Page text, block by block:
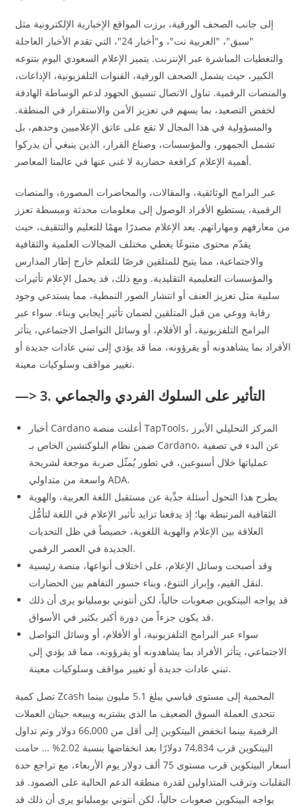
إلى جانب الصحف الورقية، برزت المواقع الإخبارية الإلكترونية مثل
"سبق"، "العربية نت"، و"أخبار 24"، التي تقدم الأخبار العاجلة
والتغطيات المباشرة عبر الإنترنت. يتميز الإعلام السعودي اليوم بتنوعه
الكبير، حيث يشمل الصحف الورقية، القنوات التلفزيونية، الإذاعات،
والمنصات الرقمية. تناول الاتصال تنسيق الجهود لدعم الوساطة الهادفة
لخفض التصعيد، بما يسهم في تعزيز الأمن والاستقرار في المنطقة.
والمسؤولية في هذا المجال لا تقع على عاتق الإعلاميين وحدهم، بل
تشمل الجمهور، والمؤسسات، وصناع القرار، الذين ينبغي أن يدركوا
أهمية الإعلام كرافعة حضارية لا غنى عنها في عالمنا المعاصر.
عبر البرامج الوثائقية، والمقالات، والمحاضرات المصورة، والمنصات
الرقمية، يستطيع الأفراد الوصول إلى معلومات محدثة ومبسطة تعزز
من معارفهم ومهاراتهم. يعد الإعلام مصدرًا مهمًا للتعليم والتثقيف، حيث
يقدّم محتوى متنوعًا يغطي مختلف المجالات العلمية والثقافية
والاجتماعية، مما يتيح للمتلقين فرصًا للتعلم خارج إطار المدارس
والمؤسسات التعليمية التقليدية. ومع ذلك، قد يحمل الإعلام تأثيرات
سلبية مثل تعزيز العنف أو انتشار الصور النمطية، مما يستدعي وجود
رقابة ووعي من قبل المتلقين لضمان تأثير إيجابي وبناء. سواء عبر
البرامج التلفزيونية، أو الأفلام، أو وسائل التواصل الاجتماعي، يتأثر
الأفراد بما يشاهدونه أو يقرؤونه، مما قد يؤدي إلى تبني عادات جديدة أو
تغيير مواقف وسلوكيات معينة.
—> 3. التأثير على السلوك الفردي والجماعي
أخبار Cardano أعلنت منصة TapTools، المركز التحليلي الأبرز
ضمن نظام البلوكتشين الخاص بـ Cardano، عن البدء في تصفية
عملياتها خلال أسبوعين، في تطور يُمثّل ضربة موجعة لشريحة
واسعة من متداولي ADA.
يطرح هذا التحول أسئلة جدِّية عن مستقبل اللغة العربية، والهوية
الثقافية المرتبطة بها؛ إذ يدفعنا تزايد تأثير الإعلام في اللغة لتأمُّل
العلاقة بين الإعلام والهوية اللغوية، خصيصاً في ظل التحديات
الجديدة في العصر الرقمي.
وقد أصبحت وسائل الإعلام، على اختلاف أنواعها، منصة رئيسية
لنقل القيم، وإبراز التنوع، وبناء جسور التفاهم بين الحضارات.
قد يواجه البيتكوين صعوبات حالياً، لكن أنتوني بومبليانو يرى أن ذلك
قد يكون جزءاً من دورة أكبر بكثير في الأسواق.
سواء عبر البرامج التلفزيونية، أو الأفلام، أو وسائل التواصل
الاجتماعي، يتأثر الأفراد بما يشاهدونه أو يقرؤونه، مما قد يؤدي إلى
تبني عادات جديدة أو تغيير مواقف وسلوكيات معينة.
تصل كمية Zcash المحمية إلى مستوى قياسي يبلغ 5.1 مليون بينما
تتحدى العملة السوق الضعيف ما الذي يشتريه ويبيعه حيتان العملات
الرقمية بينما انخفض البيتكوين إلى أقل من 66,000 دولار وتم تداول
البيتكوين قرب 74,834 دولارًا بعد انخفاضها بنسبة 2.02% … حامت
أسعار البيتكوين قرب مستوى 75 ألف دولار يوم الأربعاء، مع تراجع حدة
التقلبات وترقب المتداولين لقدرة منطقة الدعم الحالية على الصمود. قد
يواجه البيتكوين صعوبات حالياً، لكن أنتوني بومبليانو يرى أن ذلك قد